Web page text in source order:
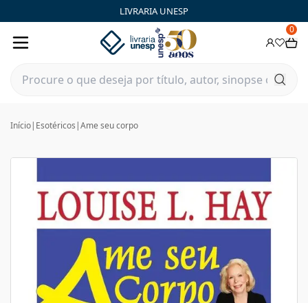
LIVRARIA UNESP
0
Início| Esotéricos |Ame seu corpo